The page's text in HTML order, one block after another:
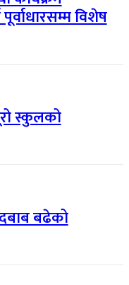
विशेष
स्कुलको
बढेको